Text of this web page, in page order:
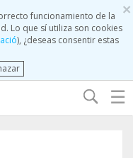
×
funcionamiento de la
Lo que sí utiliza son cookies
), ¿deseas consentir estas
☰